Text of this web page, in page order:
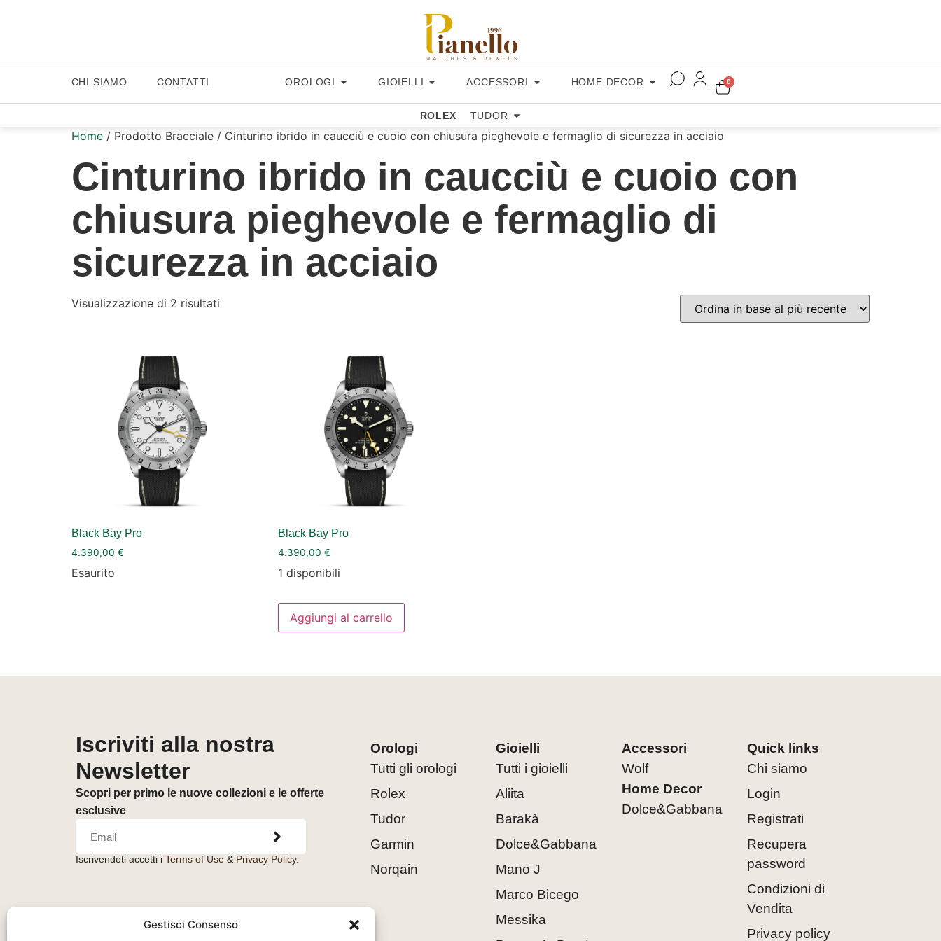
Gestisci Consenso
CHI SIAMO CONTATTI OROLOGI GIOIELLI ACCESSORI HOME DECOR 0
ROLEX TUDOR
Home / Prodotto Bracciale / Cinturino ibrido in caucciù e cuoio con chiusura pieghevole e fermaglio di sicurezza in acciaio
Cinturino ibrido in caucciù e cuoio con
chiusura pieghevole e fermaglio di
sicurezza in acciaio
Visualizzazione di 2 risultati
Black Bay Pro
4.390,00 €
Esaurito
Black Bay Pro
4.390,00 €
1 disponibili
Aggiungi al carrello
Iscriviti alla nostra
Newsletter
Scopri per primo le nuove collezioni e le offerte
esclusive
Iscrivendoti accetti i Terms of Use& Privacy Policy.
Orologi
Tutti gli orologi
Rolex
Tudor
Garmin
Norqain
Gioielli
Tutti i gioielli
Aliita
Barakà
Dolce&Gabbana
Mano J
Marco Bicego
Messika
Accessori
Wolf
Home Decor
Dolce&Gabbana
Quick links
Chi siamo
Login
Registrati
Recupera
password
Condizioni di
Vendita
Privacy policy